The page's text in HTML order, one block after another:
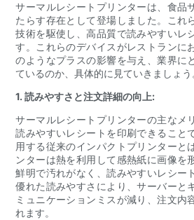
サーマルレシートプリンターは、食品
たらす存在として登場しました。これ
技術を駆使し、高品質で読みやすいレ
す。これらのデバイスがレストランに
のようなプラスの影響を与え、業界に
ているのか、具体的に見ていきましょう
1. 読みやすさと注文詳細の向上:
サーマルレシートプリンターの主なメ
読みやすいレシートを印刷できること
用する従来のインパクトプリンターと
ンターは熱を利用して感熱紙に画像を
鮮明で汚れがなく、読みやすいレシー
優れた読みやすさにより、サーバーと
ミュニケーションミスが減り、注文内
れます。